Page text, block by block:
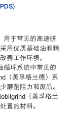
用于常见的高速研
用优质基础油和精
善工作环境。
循环系统中常见的
（美孚格兰德）系
磨削阻力和废品。
（美孚格兰
置的材料。